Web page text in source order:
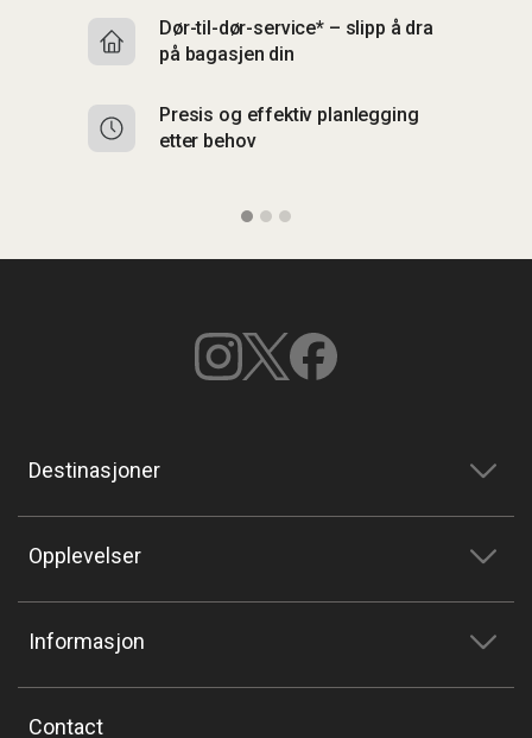
Dør-til-dør-service* – slipp å dra
på bagasjen din
Presis og effektiv planlegging
etter behov
Destinasjoner
Opplevelser
Informasjon
Contact